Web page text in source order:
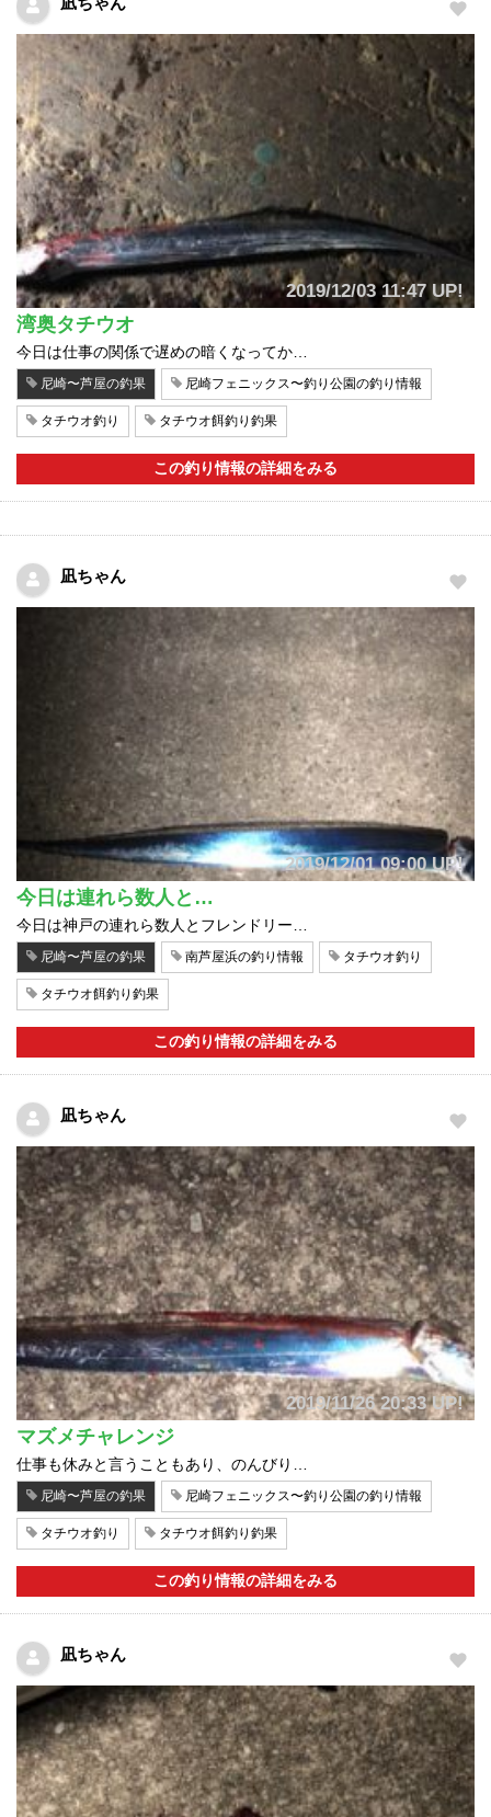
2019/12/03 11:47 UP!
湾奥タチウオ
今日は仕事の関係で遅めの暗くなってか…
尼崎〜芦屋の釣果 尼崎フェニックス〜釣り公園の釣り情報
タチウオ釣り タチウオ餌釣り釣果
この釣り情報の詳細をみる
凪ちゃん
2019/12/01 09:00 UP!
今日は連れら数人と…
今日は神戸の連れら数人とフレンドリー…
尼崎〜芦屋の釣果 南芦屋浜の釣り情報 タチウオ釣り
タチウオ餌釣り釣果
この釣り情報の詳細をみる
凪ちゃん
2019/11/26 20:33 UP!
マズメチャレンジ
仕事も休みと言うこともあり、のんびり…
尼崎〜芦屋の釣果 尼崎フェニックス〜釣り公園の釣り情報
タチウオ釣り タチウオ餌釣り釣果
この釣り情報の詳細をみる
凪ちゃん